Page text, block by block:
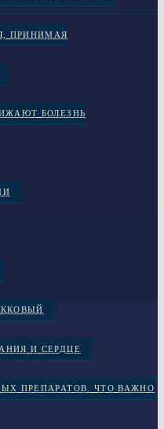
ПРИНИМАЯ
БОЛЕЗНЬ
И СЕРДЦЕ
ПРЕПАРАТОВ. ЧТО ВАЖНО